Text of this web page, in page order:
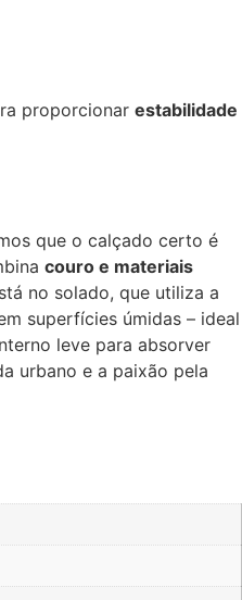
proporcionar estabilidade
que o calçado certo é
couro e materiais
no solado, que utiliza a
superfícies úmidas – ideal
leve para absorver
urbano e a paixão pela